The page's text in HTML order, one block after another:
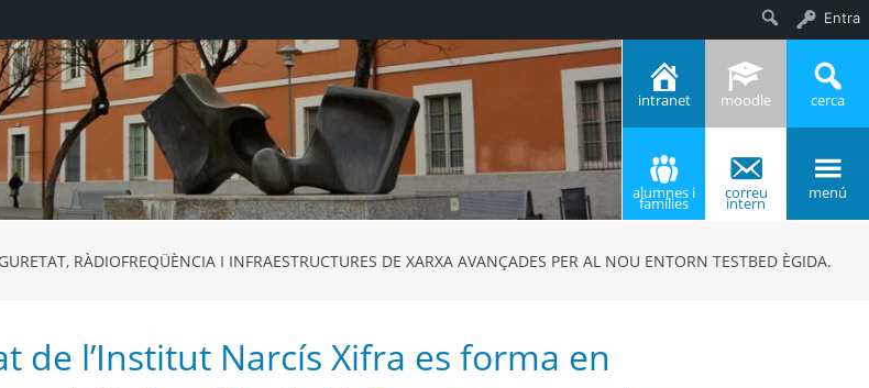
intranet moodle cerca
alumnes i
famílies
correu
intern
menú
RÀDIOFREQÜÈNCIA I INFRAESTRUCTURES DE XARXA AVANÇADES PER AL NOU ENTORN TESTBED ÈGIDA.
de l’Institut Narcís Xifra es forma en
Entra